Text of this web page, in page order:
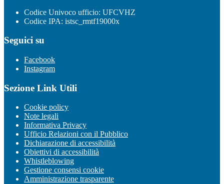
Codice Univoco ufficio: UFCVHZ
Codice IPA: istsc_rmtf19000x
Seguici su
Facebook
Instagram
Sezione Link Utili
Cookie policy
Note legali
Informativa Privacy
Ufficio Relazioni con il Pubblico
Dichiarazione di accessibilità
Obiettivi di accessibilità
Whistleblowing
Gestione consensi cookie
Amministrazione trasparente